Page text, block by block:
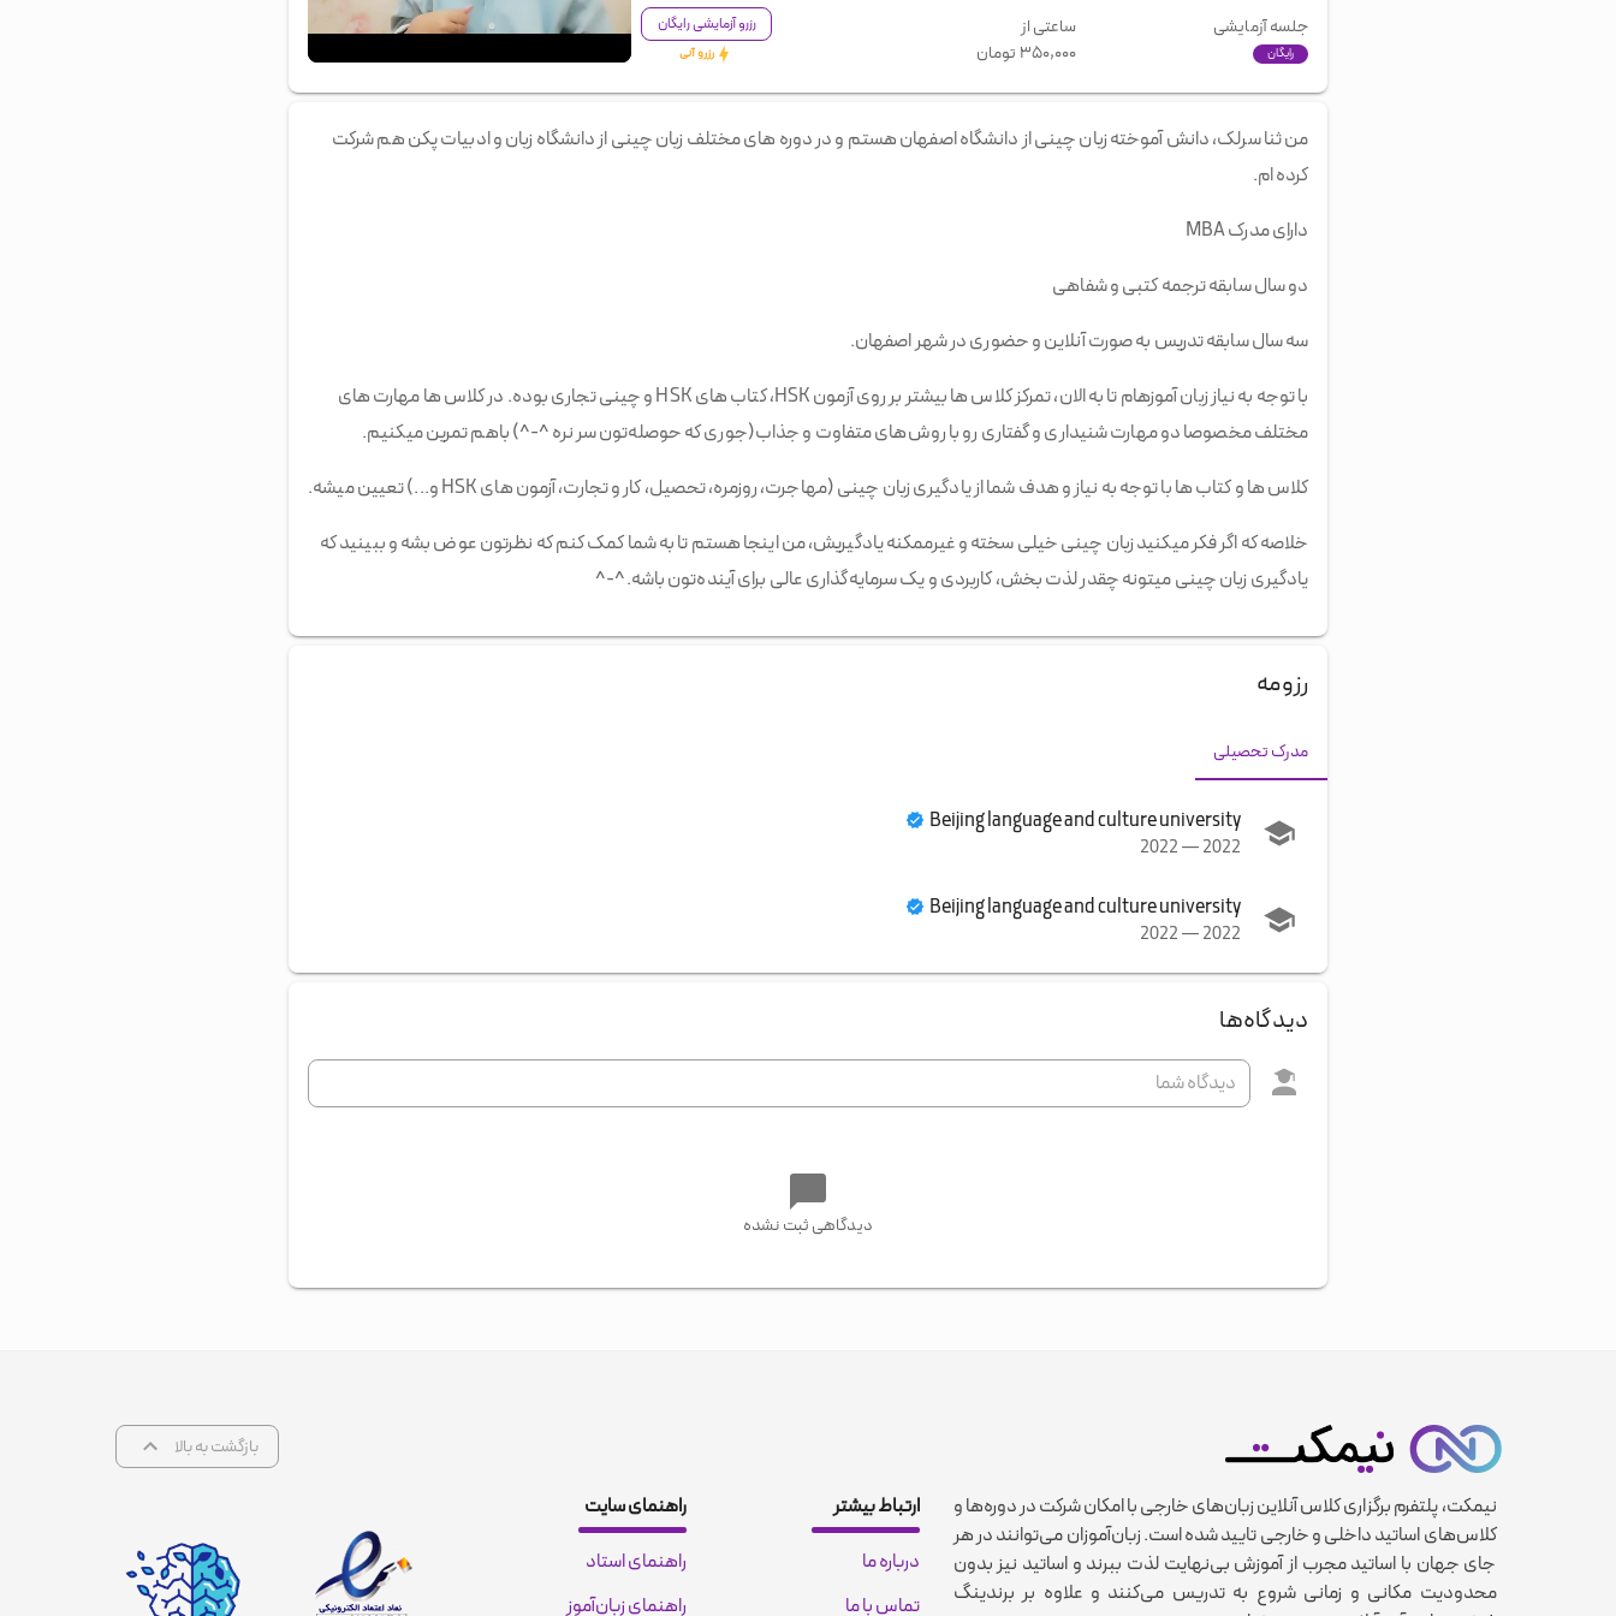
جلسه آزمایشی
رایگان
ساعتی از
۳۵۰,۰۰۰ تومان
رزرو آزمایشی رایگان
رزرو آنی
00:00/00:60
من ثنا سرلک، دانش آموخته زبان چینی از دانشگاه اصفهان هستم و در دوره های مختلف زبان چینی از دانشگاه زبان و ادبیات پکن هم شرکت
کرده ام.
دارای مدرک MBA
دو سال سابقه ترجمه کتبی و شفاهی
سه سال سابقه تدریس به صورت آنلاین و حضوری در شهر اصفهان.
با توجه به نیاز زبان آموزهام تا به الان، تمرکز کلاس ها بیشتر بر روی آزمون HSK، کتاب های HSK و چینی تجاری بوده. در کلاس ها مهارت های
مختلف مخصوصا دو مهارت شنیداری و گفتاری رو با روش‌های متفاوت و جذاب(جوری که حوصله‌‌تون سر نره ^-^) باهم تمرین میکنیم.
کلاس ها و کتاب ها با توجه به نیاز و هدف شما از یادگیری زبان چینی (مهاجرت، روزمره، تحصیل، کار و تجارت، آزمون های HSK و...) تعیین میشه.
خلاصه که اگر فکر میکنید زبان چینی خیلی سخته و غیرممکنه یادگیریش، من اینجا هستم تا به شما کمک کنم که نظرتون عوض بشه و ببینید که
یادگیری زبان چینی میتونه چقدر لذت بخش، کاربردی و یک سرمایه‌گذاری عالی برای آینده‌تون باشه.^-^
رزومه
مدرک تحصیلی
Beijing language and culture university
2022
—
2022
Beijing language and culture university
2022
—
2022
دیدگاه‌ها
دیدگاهی ثبت نشده
بازگشت به بالا
نیمکت، پلتفرم برگزاری کلاس آنلاین زبان‌های خارجی با امکان شرکت در دوره‌ها و
کلاس‌های اساتید داخلی و خارجی تایید شده است. زبان‌آموزان می‌توانند در هر
جای جهان با اساتید مجرب از آموزش بی‌نهایت لذت ببرند و اساتید نیز بدون
محدودیت مکانی و زمانی شروع به تدریس می‌کنند و علاوه بر برندینگ
ارتباط بیشتر
درباره ما
تماس با ما
راهنمای سایت
راهنمای استاد
راهنمای زبان‌آموز